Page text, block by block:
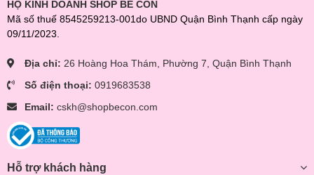
HỘ KINH DOANH SHOP BÉ CON
Mã số thuế 8545259213-001do UBND Quận Bình Thạnh cấp ngày
09/11/2023.
Địa chỉ: 26 Hoàng Hoa Thám, Phường 7, Quận Bình Thạnh
Số điện thoại: 0919683538
Email: cskh@shopbecon.com
Hỗ trợ khách hàng